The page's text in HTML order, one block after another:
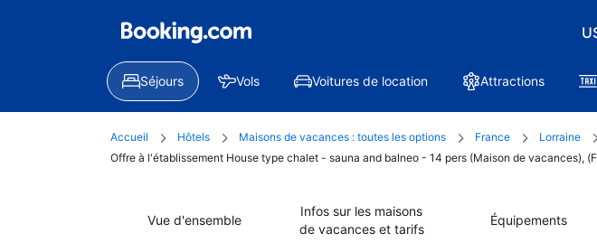
Séjours Vols Voitures de location Attractions
Accueil Hôtels Maisons de vacances : toutes les options France Lorraine
Offre à l'établissement House type chalet - sauna and balneo - 14 pers (Maison de vacances),
Vue d'ensemble
Infos sur les maisons
de vacances et tarifs
Équipements